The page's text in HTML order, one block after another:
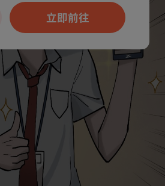
立即前往